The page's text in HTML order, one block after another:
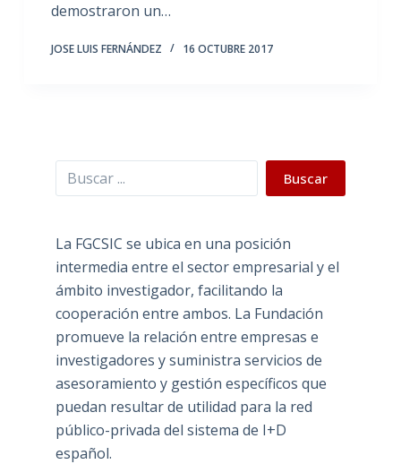
demostraron un…
JOSE LUIS FERNÁNDEZ 16 OCTUBRE 2017
Buscar Buscar
La FGCSIC se ubica en una posición
intermedia entre el sector empresarial y el
ámbito investigador, facilitando la
cooperación entre ambos. La Fundación
promueve la relación entre empresas e
investigadores y suministra servicios de
asesoramiento y gestión específicos que
puedan resultar de utilidad para la red
público-privada del sistema de I+D
español.